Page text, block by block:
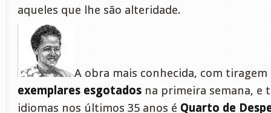
aqueles que lhe são alteridade.
A obra mais conhecida, com
exemplares esgotados na primeira semana, e
idiomas nos últimos 35 anos é Quarto de